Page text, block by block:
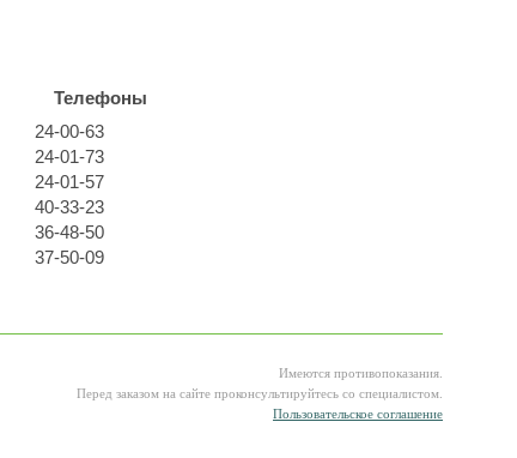
Телефоны
24-00-63
24-01-73
24-01-57
40-33-23
36-48-50
37-50-09
Имеются противопоказания.
Перед заказом на сайте проконсультируйтесь со специалистом.
Пользовательское соглашение